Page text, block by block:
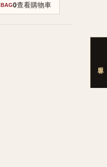
BAG0查看購物車